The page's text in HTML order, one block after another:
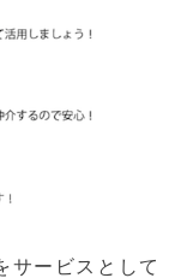
サービスとして